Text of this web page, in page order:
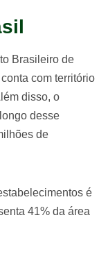
Brasileiro de
com território
disso, o
desse
de
é
41% da área